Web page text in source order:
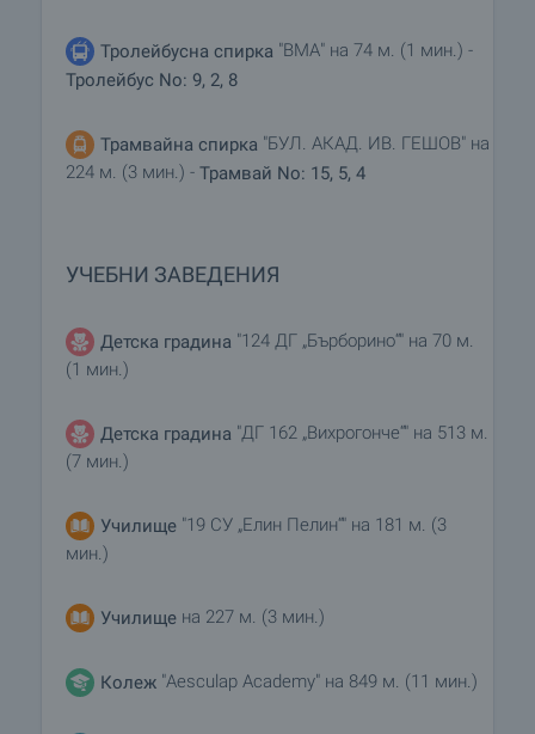
Тролейбусна спирка "ВМА" на 74 м. (1 мин.) -
Тролейбус No: 9, 2, 8
Трамвайна спирка "БУЛ. АКАД. ИВ. ГЕШОВ" на
224 м. (3 мин.) - Трамвай No: 15, 5, 4
УЧЕБНИ ЗАВЕДЕНИЯ
Детска градина "124 ДГ „Бърборино“" на 70 м.
(1 мин.)
Детска градина "ДГ 162 „Вихрогонче“" на 513 м.
(7 мин.)
Училище "19 СУ „Елин Пелин“" на 181 м. (3
мин.)
Училище на 227 м. (3 мин.)
Колеж "Aesculap Academy" на 849 м. (11 мин.)